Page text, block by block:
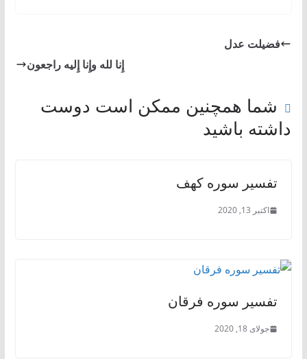
فضیلت عدل
إِنا لله وإِنا إِلیه راجعون
شما همچنین ممکن است دوست
داشته باشید
تفسیر سوره کهف
اکتبر 13, 2020
تفسیر سوره فرقان
جولای 18, 2020